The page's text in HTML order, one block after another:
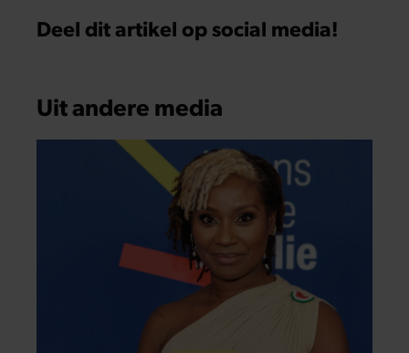
Deel dit artikel op social media!
Uit andere media